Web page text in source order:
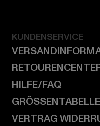
KUNDENSERVICE
HILFE/FAQ
GRÖSSENTABELLE
VERTRAG